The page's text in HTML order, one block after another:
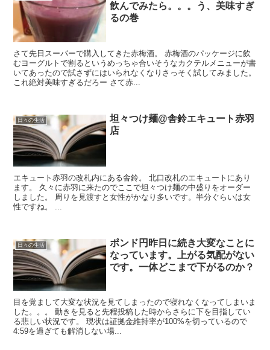
飲んでみたら。。。う、美味すぎ
るの巻
さて先日スーパーで購入してきた赤梅酒。 赤梅酒のパッケージに飲
むヨーグルトで割るというめっちゃ合いそうなカクテルメニューが書
いてあったので試さずにはいられなくなりさっそく試してみました。
これ絶対美味すぎるだろー さて赤...
日々の生活
坦々つけ麺@舎鈴エキュート赤羽
店
エキュート赤羽の改札内にある舎鈴。 北口改札のエキュートにあり
ます。 久々に赤羽に来たのでここで坦々つけ麺の中盛りをオーダー
しました。 周りを見渡すと女性がかなり多いです。半分ぐらいは女
性ですね。 ...
日々の生活
ポンド円昨日に続き大変なことに
なっています。上がる気配がない
です。一体どこまで下がるのか？
目を覚まして大変な状況を見てしまったので寝れなくなってしまいま
した。。。 動きを見ると先程投稿した時からさらに下を目指してい
る悲しい状況です。 現状は証拠金維持率が100%を切っているので
4:59を過ぎても解消しない場...